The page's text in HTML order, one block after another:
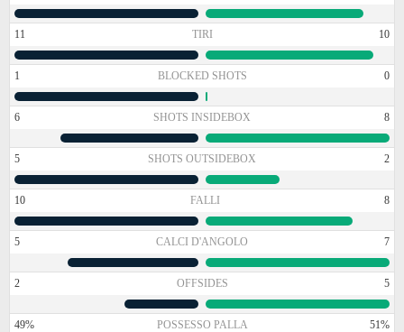
11 TIRI 10
1 BLOCKED SHOTS 0
6 SHOTS INSIDEBOX 8
5 SHOTS OUTSIDEBOX 2
10 FALLI 8
5 CALCI D'ANGOLO 7
2 OFFSIDES 5
49% POSSESSO PALLA 51%